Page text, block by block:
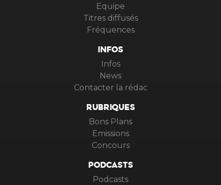
Equipe
Titres diffusés
Fréquences
INFOS
Infos
News
Contacter la rédac
RUBRIQUES
Bons Plans
Emissions
Concours
PODCASTS
Podcasts